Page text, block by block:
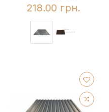
218.00 грн.